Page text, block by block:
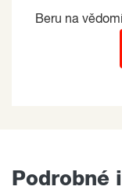
Beru na vědomí
Podrobné